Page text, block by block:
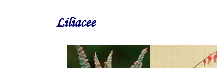
Liliacee